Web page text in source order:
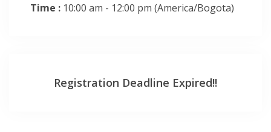
Time : 10:00 am - 12:00 pm (America/Bogota)
Registration Deadline Expired!!